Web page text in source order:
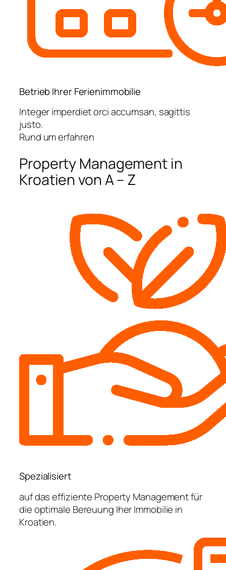
Betrieb Ihrer Ferienimmobilie
Integer imperdiet orci accumsan, sagittis
justo.
Rund um erfahren
Property Management in
Kroatien von A – Z
Spezialisiert
auf das effiziente Property Management für
die optimale Bereuung Iher Immobilie in
Kroatien.